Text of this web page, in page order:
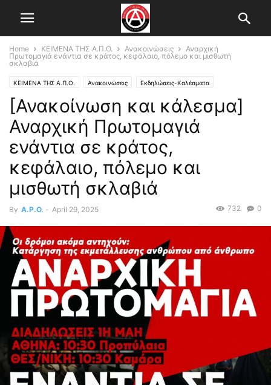
Home ΚΕΙΜΕΝΑ ΤΗΣ Α.Π.Ο. Ανακοινώσεις
Αναρχική
Πρωτομαγιά ενάντια σε κράτος, κεφάλαιο, πόλεμο και μισθωτή
σκλαβιά
ΚΕΙΜΕΝΑ ΤΗΣ Α.Π.Ο. Ανακοινώσεις Εκδηλώσεις-Καλέσματα
Κεντρικό Άρθρο
[Ανακοίνωση και κάλεσμα]
Αναρχική Πρωτομαγιά
ενάντια σε κράτος,
κεφάλαιο, πόλεμο και
μισθωτή σκλαβιά
By A.P.O. - April 29, 2025 0
732